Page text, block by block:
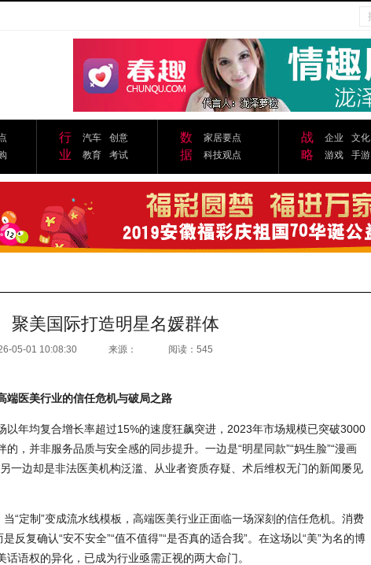
行
业
汽车
创意
教育
考试
数
据
家居要点
科技观点
战
略
企业
文化
游戏
手游
聚美国际打造明星名媛群体
05-01 10:08:30 来源： 阅读：545
端医美行业的信任危机与破局之路
以年均复合增长率超过15%的速度狂飙突进，2023年市场规模已突破3000
，并非服务品质与安全感的同步提升。一边是“明星同款”“妈生脸”“漫画
一边却是非法医美机构泛滥、从业者资质存疑、术后维权无门的新闻屡见
当“定制”变成流水线模板，高端医美行业正面临一场深刻的信任危机。消费
反复确认“安不安全”“值不值得”“是否真的适合我”。在这场以“美”为名的博
语权的异化，已成为行业亟需正视的两大命门。